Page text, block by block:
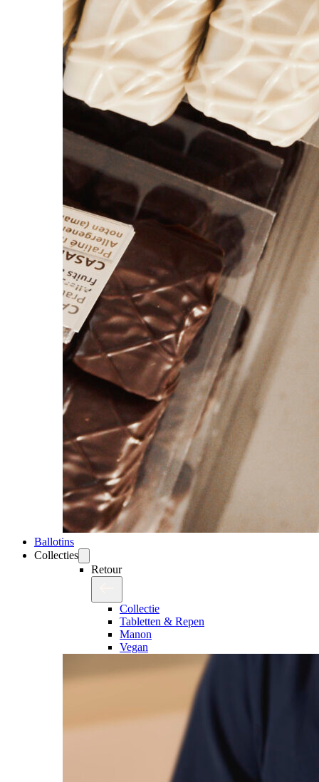
Ballotins
Collecties
Retour
Collectie
Tabletten & Repen
Manon
Vegan